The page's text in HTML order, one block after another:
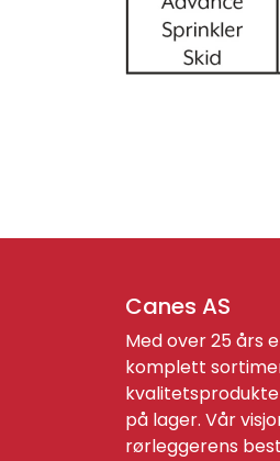
Canes AS
Med over 25 års
komplett
på lager. Vår
rørleggerens